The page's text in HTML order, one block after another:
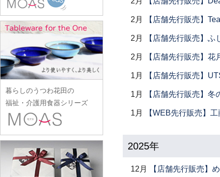
2月 【店舗先行販売】
2月 【店舗先行販売】
2月 【店舗先行販売】花
1月 【店舗先行販売】
1月 【店舗先行販売】冬
1月 【WEB先行販売】
2025年
12月 【店舗先行販売】
池田大介
石川漆宝堂
石田誠
和泉良法
市川知也
伊藤聡信
伊藤孝英
井銅心平
稲村真耶
イム サエム
イレヤガラス
岩舘隆（浄法寺）
日下華子
葛和万紀
工藤和彦
熊谷峻
小泉敦信
こいずみみゆき
古賀雄二郎
小寺暁洋
鈴木重孝
鈴木潤吾
鈴木涼子
須谷窯
田沼英里
崔在皓
滴生舎
土井康治朗
土井宏友
陶房独歩炎
徳永遊心
富山孝一
土本訓寛・土本久美子
西納三枝
野口悦士
原光弘
日高伸治
日高直子
ヒヅミ峠舎
樋山真弓
平岡正弘
平林秀幸
廣野俊彦
廣政毅
ふじい製作所
藤崎均
水垣千悦
水野克俊
みずのみさ
光井威善
三留舞
宮岡麻衣子
宮崎孝彦
三輪周太郎
武曽健一
村田森
山本哲也
山本恭代
山本亮平
Yu-ten
雪ノ浦裕一
吉岡将弐
吉田学
余宮隆
暮らしのうつわ花田の
福祉・介護用食器シリーズ